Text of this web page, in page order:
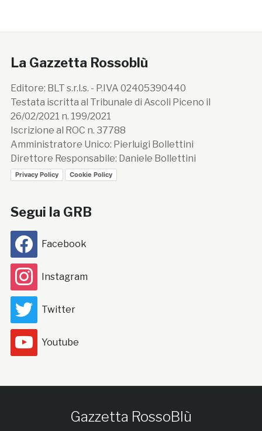
La Gazzetta Rossoblù
Editore: BLT s.r.l.s. - P.IVA 02405390440
Testata iscritta al Tribunale di Ascoli Piceno il
26/02/2021 n. 199/2021
Iscrizione al ROC n. 37788
Amministratore Unico: Pierluigi Bollettini
Direttore Responsabile: Daniele Bollettini
Privacy Policy Cookie Policy
Segui la GRB
Facebook
Instagram
Twitter
Youtube
Gazzetta RossoBlù